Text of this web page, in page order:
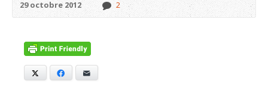
29 octobre 2012 2
Facebook